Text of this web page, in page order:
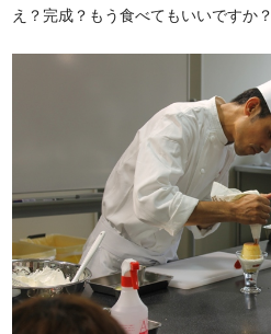
え？完成？もう食べてもいいですか？